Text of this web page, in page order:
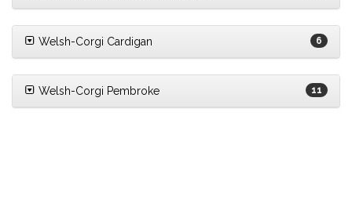
Welsh-Corgi Cardigan 6
Welsh-Corgi Pembroke 11